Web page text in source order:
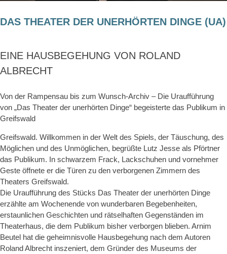
DAS THEATER DER UNERHÖRTEN DINGE (UA)
EINE HAUSBEGEHUNG VON ROLAND
ALBRECHT
Von der Rampensau bis zum Wunsch-Archiv – Die Uraufführung
von „Das Theater der unerhörten Dinge“ begeisterte das Publikum in
Greifswald
Greifswald. Willkommen in der Welt des Spiels, der Täuschung, des
Möglichen und des Unmöglichen, begrüßte Lutz Jesse als Pförtner
das Publikum. In schwarzem Frack, Lackschuhen und vornehmer
Geste öffnete er die Türen zu den verborgenen Zimmern des
Theaters Greifswald.
Die Uraufführung des Stücks Das Theater der unerhörten Dinge
erzählte am Wochenende von wunderbaren Begebenheiten,
erstaunlichen Geschichten und rätselhaften Gegenständen im
Theaterhaus, die dem Publikum bisher verborgen blieben. Arnim
Beutel hat die geheimnisvolle Hausbegehung nach dem Autoren
Roland Albrecht inszeniert, dem Gründer des Museums der